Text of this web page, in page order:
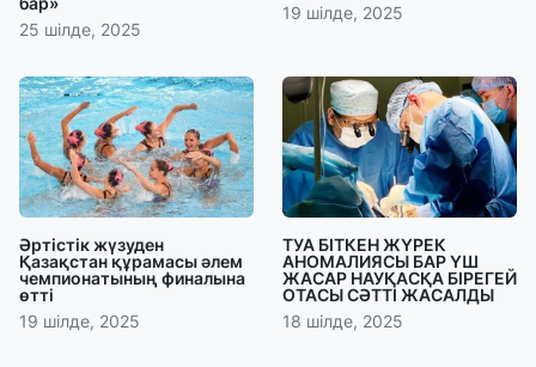
25 шілде, 2025
19 шілде, 2025
Әртістік жүзуден
Қазақстан құрамасы әлем
чемпионатының финалына
өтті
19 шілде, 2025
ТУА БІТКЕН ЖҮРЕК
АНОМАЛИЯСЫ БАР ҮШ
ЖАСАР НАУҚАСҚА БІРЕГЕЙ
ОТАСЫ СӘТТІ ЖАСАЛДЫ
18 шілде, 2025